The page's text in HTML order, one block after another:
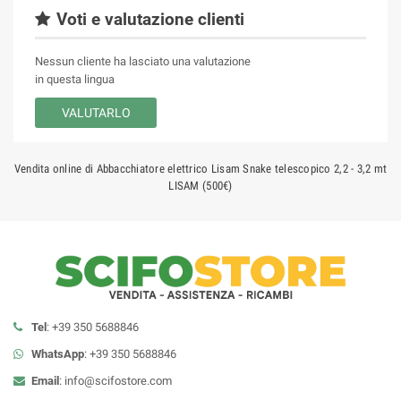
Voti e valutazione clienti
Nessun cliente ha lasciato una valutazione
in questa lingua
VALUTARLO
Vendita online di Abbacchiatore elettrico Lisam Snake telescopico 2,2 - 3,2 mt
LISAM (500€)
Tel : +39 350 5688846
WhatsApp: +39 350 5688846
Email : info@scifostore.com